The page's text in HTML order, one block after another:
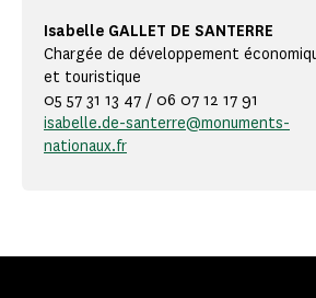
Isabelle GALLET DE SANTERRE
Chargée de développement
et touristique
05 57 31 13 47 / 06 07 12 17 91
isabelle.de-santerre@monuments-
nationaux.fr